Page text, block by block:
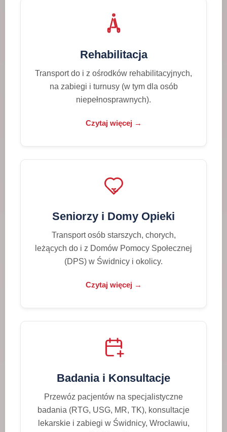
Rehabilitacja
Transport do i z ośrodków rehabilitacyjnych,
na zabiegi i turnusy (w tym dla osób
niepełnosprawnych).
Czytaj więcej →
Seniorzy i Domy Opieki
Transport osób starszych, chorych,
leżących do i z Domów Pomocy Społecznej
(DPS) w Świdnicy i okolicy.
Czytaj więcej →
Badania i Konsultacje
Przewóz pacjentów na specjalistyczne
badania (RTG, USG, MR, TK), konsultacje
lekarskie i zabiegi w Świdnicy, Wrocławiu,